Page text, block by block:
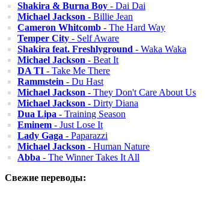
Shakira & Burna Boy - Dai Dai
Michael Jackson - Billie Jean
Cameron Whitcomb - The Hard Way
Temper City - Self Aware
Shakira feat. Freshlyground - Waka Waka
Michael Jackson - Beat It
DA TI - Take Me There
Rammstein - Du Hast
Michael Jackson - They Don't Care About Us
Michael Jackson - Dirty Diana
Dua Lipa - Training Season
Eminem - Just Lose It
Lady Gaga - Paparazzi
Michael Jackson - Human Nature
Abba - The Winner Takes It All
Свежие переводы: